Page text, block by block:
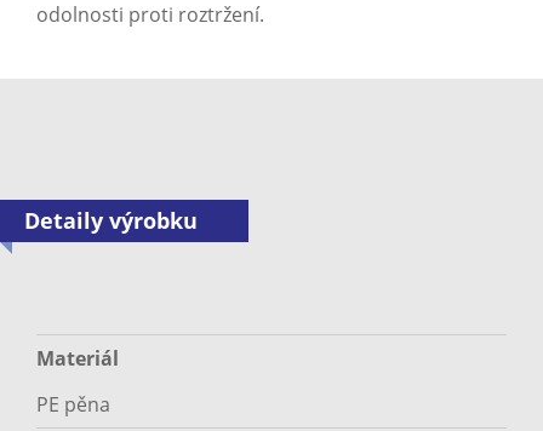
odolnosti proti roztržení.
Detaily výrobku
Materiál
PE pěna